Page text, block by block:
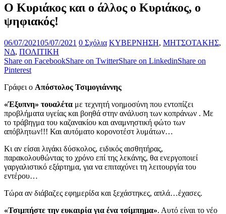
Ο Κυριάκος και ο άλλος ο Κυριάκος, ο
ψηφιακός!
06/07/202105/07/2021 0 Σχόλια ΚΥΒΕΡΝΗΣΗ, ΜΗΤΣΟΤΑΚΗΣ,
ΝΔ, ΠΟΛΙΤΙΚΗ
Share on FacebookShare on TwitterShare on LinkedinShare on
Pinterest
Γράφει ο Απόστολος Τσιμογιάννης
«Έξυπνη» τουαλέτα με τεχνητή νοημοσύνη που εντοπίζει
προβλήματα υγείας και βοηθά στην ανάλυση των κοπράνων . Με
το τράβηγμα του καζανακίου και αναμνηστική φώτο των
απόβλητων!!! Και αυτόματο κορονοτέστ λυμάτων…
Κι αν είσαι λιγάκι δύσκολος, ειδικός αισθητήρας,
παρακολουθώντας το χρόνο επί της λεκάνης, θα ενεργοποιεί
γαργαλιστικό εξάρτημα, για να επιταχύνει τη λειτουργία του
εντέρου…
Τώρα αν διάβαζες εφημερίδα και ξεχάστηκες, απλά…έχασες.
«Τσιμπήστε την ευκαιρία για ένα τσίμπημα». Αυτό είναι το νέο